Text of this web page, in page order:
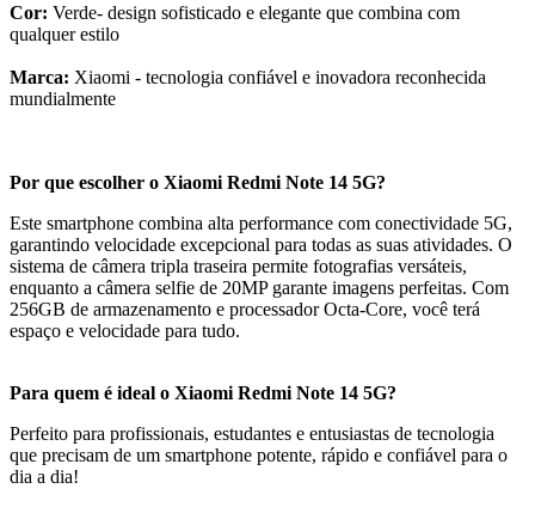
Cor: Verde- design sofisticado e elegante que combina com
qualquer estilo
Marca: Xiaomi - tecnologia confiável e inovadora reconhecida
mundialmente
Por que escolher o Xiaomi Redmi Note 14 5G?
Este smartphone combina alta performance com conectividade 5G,
garantindo velocidade excepcional para todas as suas atividades. O
sistema de câmera tripla traseira permite fotografias versáteis,
enquanto a câmera selfie de 20MP garante imagens perfeitas. Com
256GB de armazenamento e processador Octa-Core, você terá
espaço e velocidade para tudo.
Para quem é ideal o Xiaomi Redmi Note 14 5G?
Perfeito para profissionais, estudantes e entusiastas de tecnologia
que precisam de um smartphone potente, rápido e confiável para o
dia a dia!